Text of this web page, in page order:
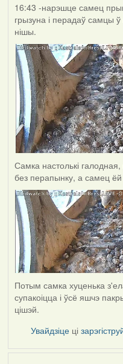
16:43 -нарэшце самец
грызуна і перадаў самцы ў
нішы.
Самка настолькі
без перапынку, а самец ёй
Потым самка хуценька
супакоіцца і ўсё яшчэ
цішэй.
Увайдзіце ці